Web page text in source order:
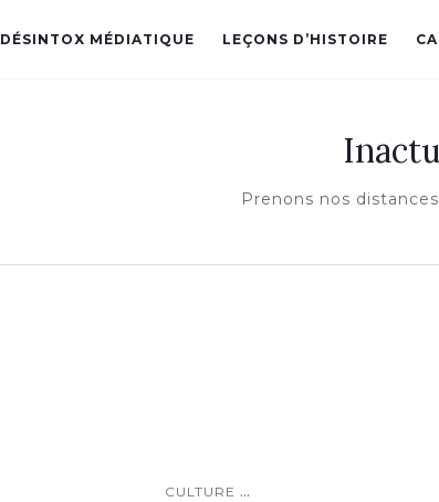
DÉSINTOX MÉDIATIQUE LEÇONS D’HISTOIRE
Prenons nos
CULTURE ...